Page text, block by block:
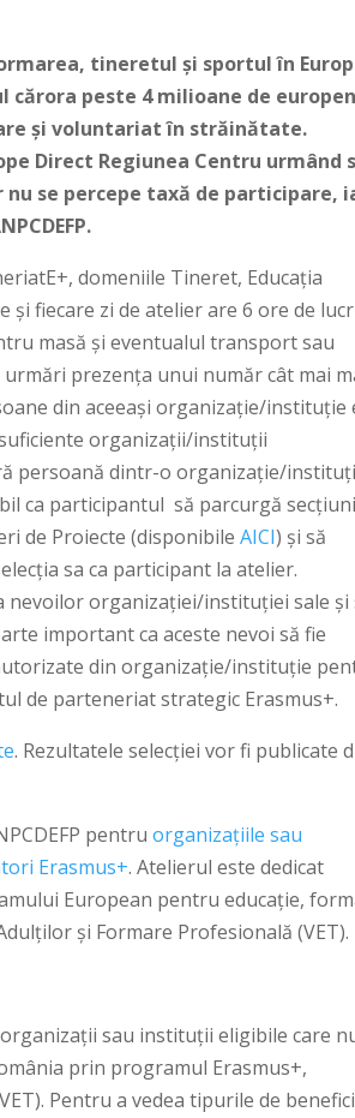
tineretul și sportul în
cărora peste 4 milioane de
și voluntariat în străinătate.
Direct Regiunea Centru urmând
se percepe taxă de participare,
domeniile Tineret, Educația
și fiecare zi de atelier are 6 ore de
masă și eventualul transport sau
prezența unui număr cât mai
din aceeași organizație/instituție
organizații/instituții
persoană dintr-o organizație/
ca participantul să parcurgă
de Proiecte (disponibileAICI) și să
sa ca participant la atelier.
nevoilor organizației/instituției sale și
important ca aceste nevoi să fie
din organizație/instituție
de parteneriat strategic Erasmus+.
. Rezultatele selecției vor fi publicate
pentruorganizaţiile sau
Erasmus+. Atelierul este dedicat
European pentru educaţie,
și Formare Profesională (VET).
sau instituţii eligibile care
prin programul Erasmus+,
Pentru a vedea tipurile de